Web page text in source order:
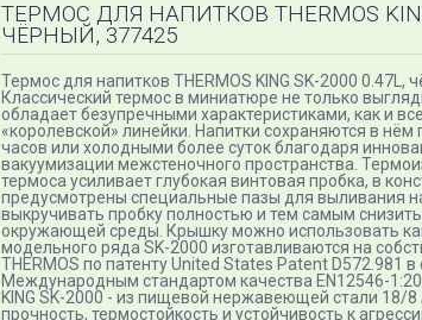
ТЕРМОС ДЛЯ НАПИТКОВ THERMOS
ЧЁРНЫЙ, 377425
Термос для напитков THERMOS KING SK-2000 0.47L,
Классический термос в миниатюре не только
обладает безупречными характеристиками, как и
«королевской» линейки. Напитки сохраняются в
часов или холодными более суток благодаря
вакуумизации межстеночного пространства.
термоса усиливает глубокая винтовая пробка, в
предусмотрены специальные пазы для выливания
выкручивать пробку полностью и тем самым
окружающей среды. Крышку можно использовать
модельного ряда SK-2000 изготавливаются на
THERMOS по патенту United States Patent D572.981 в
Международным стандартом качества EN12546-
KING SK-2000 - из пищевой нержавеющей стали 18/
прочность, термостойкость и устойчивость к